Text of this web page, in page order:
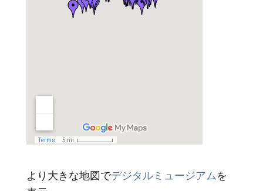
より大きな地図でデジタルミュージアムを